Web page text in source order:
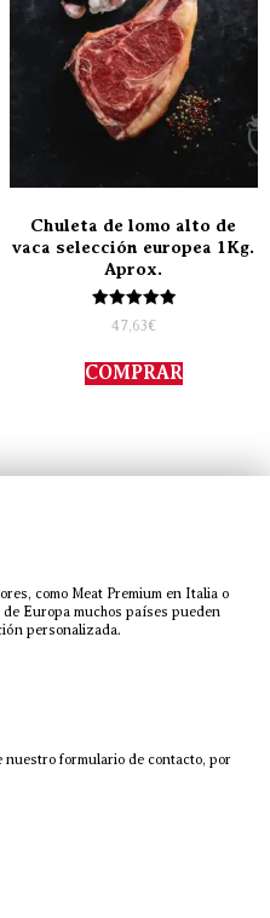
Chuleta de lomo alto de
vaca selección europea 1Kg.
Aprox.
Valorado
con
de 5
47,63€
COMPRAR
como Meat Premium en Italia o
Europa muchos países pueden
personalizada.
nuestro formulario de contacto, por